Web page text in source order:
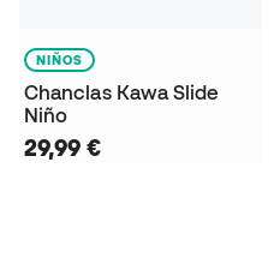
NIÑOS
Chanclas Kawa Slide
Niño
29,99 €